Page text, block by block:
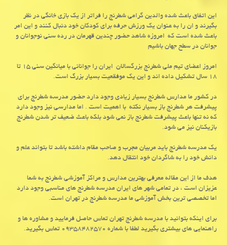
این اتفاق باعث شده والدین گرامی شطرنج را فراتر از یک بازی خانگی در نظر
بگیرند و ان را به عنوان یک ورزش حرفه برای کودکان خود دنبال کنند و این امر
باعث شده است که امروزه شاهد حضور چندین قهرمان در رده سنی نوجوانان و
جوانان در سطح جهان باشیم
امروز اعضای تیم ملی شطرنج بزرگسالان ایران را جوانانی با میانگین سنی ۱۵ تا
۱۸ سال تشکیل داده اند و این یک موفقعیت بسیار بزرگ است.
در کشور ما مدارس شطرنج بسیار زیادی وجود دارد حضور مدرسه شطرنج برای
پیشرفت هر شطرنج باز بسیار نکته با اهمیت است . اما مدارسی نیز وجود دارد
که نه تنها باعث پیشرفت شطرنج باز نمی شود بلکه باعث ضعیف تر شدن شطرنج
بازیکنان نیز می شود.
یک مدرسه شطرنج باید مربیان مجرب و صاحب مقام داشته باشد تا بتواند علم و
دانش خود را به شاگردان خود انتقال دهد.
هدف ما از این مقاله معرفی بهترین مدارس و مراکز آموزشی شطرنج به شما
عزیزان است ، در تمامی شهر های ایران مدرسه شطرنج های مناسبی وجود دارد
اما تخصصی ترین بخش آموزشی ما مدرسه شطرنج در تهران است.
برای اینکه بتوانید با مدرسه شطرنج تهران تماس حاصل فرمایید و مشاوره ها و
راهنمایی های بیشتری بگیرید لطفا با شماره ۰۹۳۵۸۴۸۲۵۷۰ تماس بگیرید.